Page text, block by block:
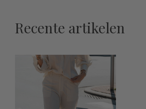
Recente artikelen